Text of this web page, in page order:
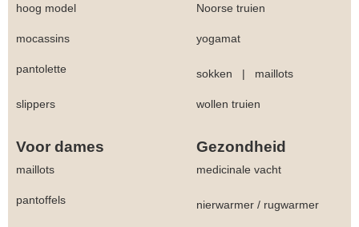
hoog model Noorse truien
mocassins yogamat
pantolette sokken | maillots
slippers wollen truien
Voor dames Gezondheid
maillots medicinale vacht
pantoffels nierwarmer / rugwarmer